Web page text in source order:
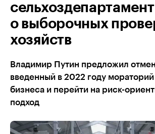
о выборочных
хозяйств
Владимир Путин предложил
введенный в 2022 году
бизнеса и перейти на риск-
подход